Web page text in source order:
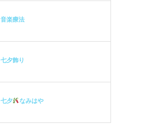
音楽療法
七夕飾り
七夕 なみはや